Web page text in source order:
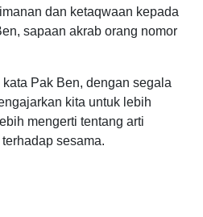
dan ketaqwaan kepada
sapaan akrab orang nomor
Pak Ben, dengan segala
kita untuk lebih
mengerti tentang arti
sesama.